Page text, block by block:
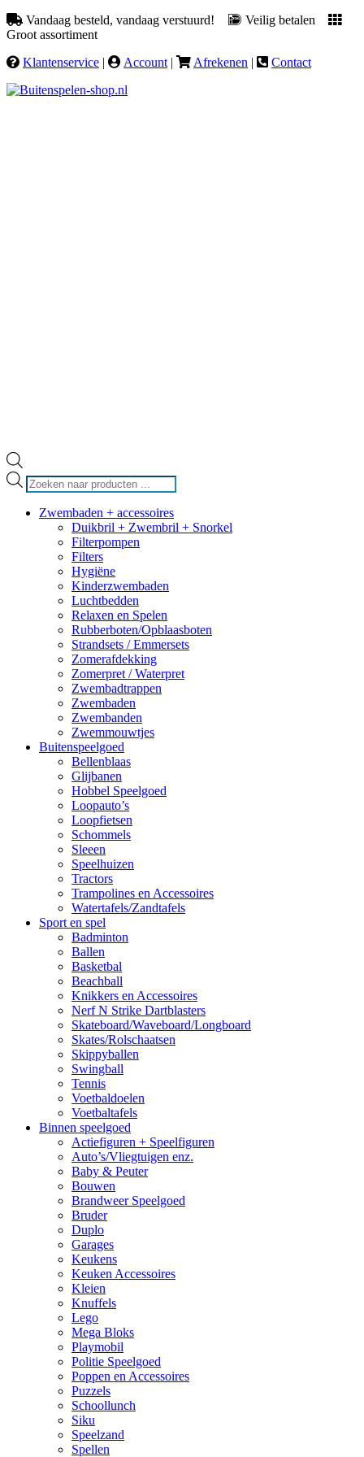
Vandaag besteld, vandaag verstuurd!
Veilig betalen
Groot assortiment
Klantenservice | Account | Afrekenen | Contact
Producten
zoeken
Zwembaden + accessoires
Duikbril + Zwembril + Snorkel
Filterpompen
Filters
Hygiëne
Kinderzwembaden
Luchtbedden
Relaxen en Spelen
Rubberboten/Opblaasboten
Strandsets / Emmersets
Zomerafdekking
Zomerpret / Waterpret
Zwembadtrappen
Zwembaden
Zwembanden
Zwemmouwtjes
Buitenspeelgoed
Bellenblaas
Glijbanen
Hobbel Speelgoed
Loopauto’s
Loopfietsen
Schommels
Sleeen
Speelhuizen
Tractors
Trampolines en Accessoires
Watertafels/Zandtafels
Sport en spel
Badminton
Ballen
Basketbal
Beachball
Knikkers en Accessoires
Nerf N Strike Dartblasters
Skateboard/Waveboard/Longboard
Skates/Rolschaatsen
Skippyballen
Swingball
Tennis
Voetbaldoelen
Voetbaltafels
Binnen speelgoed
Actiefiguren + Speelfiguren
Auto’s/Vliegtuigen enz.
Baby & Peuter
Bouwen
Brandweer Speelgoed
Bruder
Duplo
Garages
Keukens
Keuken Accessoires
Kleien
Knuffels
Lego
Mega Bloks
Playmobil
Politie Speelgoed
Poppen en Accessoires
Puzzels
Schoollunch
Siku
Speelzand
Spellen